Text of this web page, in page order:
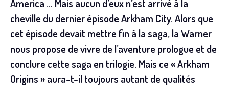
America … Mais aucun d’eux n’est arrivé à la
cheville du dernier épisode Arkham City.Alors que
cet épisode devait mettre fin à la saga, la Warner
nous propose de vivre de l’aventure prologue et de
conclure cette saga en trilogie. Mais ce « Arkham
Origins » aura-t-il toujours autant de qualités